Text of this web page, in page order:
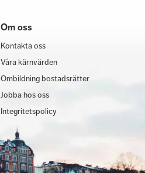
Om oss
Kontakta oss
Våra kärnvärden
Ombildning bostadsrätter
Jobba hos oss
Integritetspolicy